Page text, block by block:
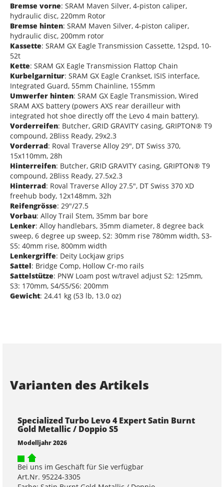
Bremse vorne: SRAM Maven Silver, 4-piston caliper,
hydraulic disc, 220mm Rotor
Bremse hinten: SRAM Maven Silver, 4-piston caliper,
hydraulic disc, 200mm rotor
Kassette: SRAM GX Eagle Transmission Cassette, 12spd, 10-
52t
Kette: SRAM GX Eagle Transmission Flattop Chain
Kurbelgarnitur: SRAM GX Eagle Crankset, ISIS interface,
Integrated Guard, 55mm Chainline, 155mm
Umwerfer hinten: SRAM GX Eagle Transmission, Wired
SRAM AXS battery (powers AXS rear derailleur with
integrated hot shoe directly off the Levo 4 main battery).
Vorderreifen: Butcher, GRID GRAVITY casing, GRIPTON® T9
compound, 2Bliss Ready, 29x2.3
Vorderrad: Roval Traverse Alloy 29", DT Swiss 370,
15x110mm, 28h
Hinterreifen: Butcher, GRID GRAVITY casing, GRIPTON® T9
compound, 2Bliss Ready, 27.5x2.3
Hinterrad: Roval Traverse Alloy 27.5", DT Swiss 370 XD
freehub body, 12x148mm, 32h
Reifengrösse: 29"/27.5
Vorbau: Alloy Trail Stem, 35mm bar bore
Lenker: Alloy handlebars, 35mm diameter, 8 degree back
sweep, 6 degree up sweep, S2: 30mm rise 780mm width, S3-
S5: 40mm rise, 800mm width
Lenkergriffe: Deity Lockjaw grips
Sattel: Bridge Comp, Hollow Cr-mo rails
Sattelstütze: PNW Loam post w/travel adjust S2: 125mm,
S3: 170mm, S4/S5/S6: 200mm
Gewicht: 24.41 kg (53 lb, 13.0 oz)
Varianten des Artikels
Specialized Turbo Levo 4 Expert Satin Burnt
Gold Metallic / Doppio S5
Modelljahr 2026
Bei uns im Geschäft für Sie verfügbar
Art.Nr. 95224-3305